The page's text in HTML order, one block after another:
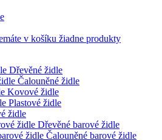
v košíku žiadne produkty
Dřevěné židle
Čalouněné židle
Kovové židle
Plastové židle
židle
Dřevěné barové židle
Čalouněné barové židle